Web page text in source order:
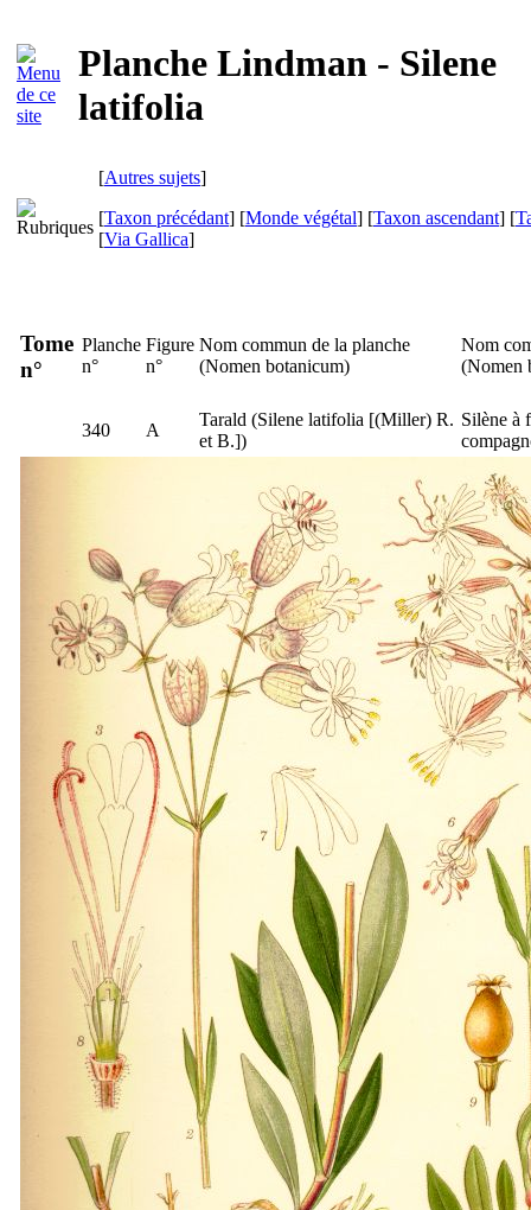
Planche Lindman - Silene
latifolia
[Autres sujets]
[Taxon précédant] [Monde végétal] [Taxon ascendant] [
[Via Gallica]
Tome
n°
Planche
n°
Figure
n°
Nom commun de la planche
(Nomen botanicum)
Nom
(Nomen
340 A
Tarald (Silene latifolia [(Miller) R.
et B.])
Silène à